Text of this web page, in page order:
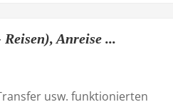
Anreise ...
usw. funktionierten